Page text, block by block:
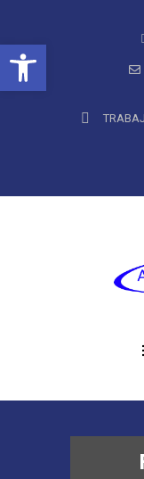
Abrir barra de